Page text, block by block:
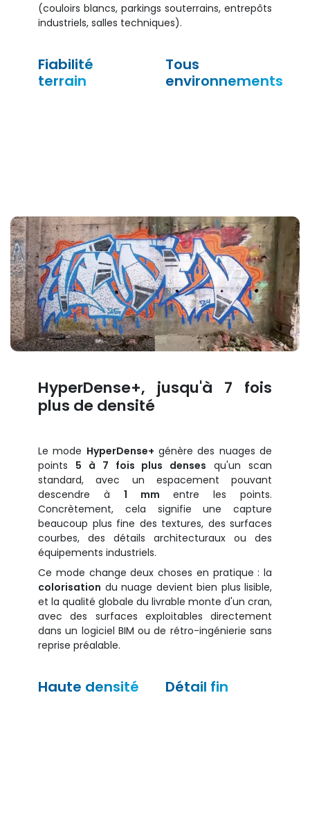
(couloirs blancs, parkings souterrains, entrepôts
industriels, salles techniques).
Fiabilité
terrain
Tous
environnements
HyperDense+, jusqu'à 7 fois
plus de densité
Le mode HyperDense+ génère des nuages de
points 5 à 7 fois plus denses qu'un scan
standard, avec un espacement pouvant
descendre à 1 mm entre les points.
Concrètement, cela signifie une capture
beaucoup plus fine des textures, des surfaces
courbes, des détails architecturaux ou des
équipements industriels.
Ce mode change deux choses en pratique : la
colorisation du nuage devient bien plus lisible,
et la qualité globale du livrable monte d'un cran,
avec des surfaces exploitables directement
dans un logiciel BIM ou de rétro-ingénierie sans
reprise préalable.
Haute densité Détail fin